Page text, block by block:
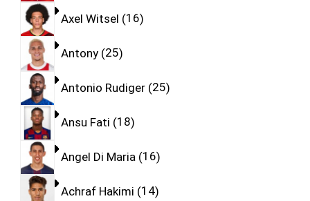
Axel Witsel 16
Antony 25
Antonio Rudiger 25
Ansu Fati 18
Angel Di Maria 16
Achraf Hakimi 14